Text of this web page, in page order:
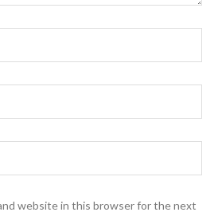
website in this browser for the next